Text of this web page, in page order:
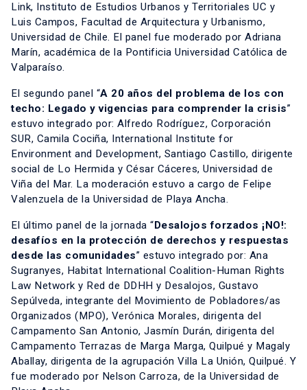
Link, Instituto de Estudios Urbanos y Territoriales UC y
Luis Campos, Facultad de Arquitectura y Urbanismo,
Universidad de Chile. El panel fue moderado por Adriana
Marín, académica de la Pontificia Universidad Católica de
Valparaíso.
El segundo panel “A 20 años del problema de los con
techo: Legado y vigencias para comprender la crisis”
estuvo integrado por: Alfredo Rodríguez, Corporación
SUR, Camila Cociña, International Institute for
Environment and Development, Santiago Castillo, dirigente
social de Lo Hermida y César Cáceres, Universidad de
Viña del Mar. La moderación estuvo a cargo de Felipe
Valenzuela de la Universidad de Playa Ancha.
El último panel de la jornada “Desalojos forzados ¡NO!:
desafíos en la protección de derechos y respuestas
desde las comunidades” estuvo integrado por: Ana
Sugranyes, Habitat International Coalition-Human Rights
Law Network y Red de DDHH y Desalojos, Gustavo
Sepúlveda, integrante del Movimiento de Pobladores/as
Organizados (MPO), Verónica Morales, dirigenta del
Campamento San Antonio, Jasmín Durán, dirigenta del
Campamento Terrazas de Marga Marga, Quilpué y Magaly
Aballay, dirigenta de la agrupación Villa La Unión, Quilpué. Y
fue moderado por Nelson Carroza, de la Universidad de